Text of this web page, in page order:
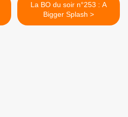
La BO du soir n°253 : A
Bigger Splash >